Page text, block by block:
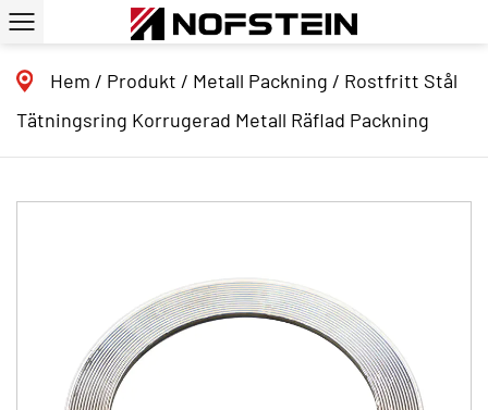
Hem / Produkt / Metall Packning / Rostfritt Stål
Tätningsring Korrugerad Metall Räflad Packning